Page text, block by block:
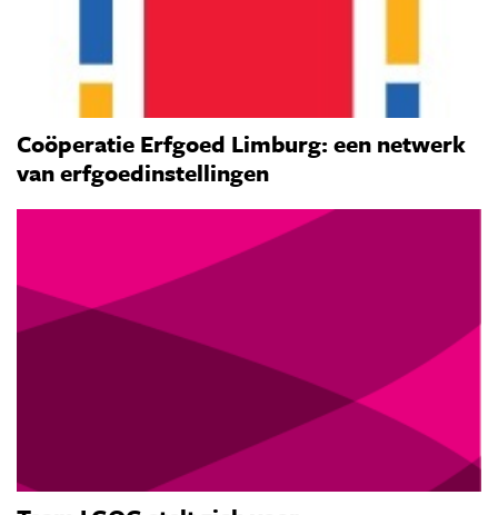
Coöperatie Erfgoed Limburg: een netwerk
van erfgoedinstellingen